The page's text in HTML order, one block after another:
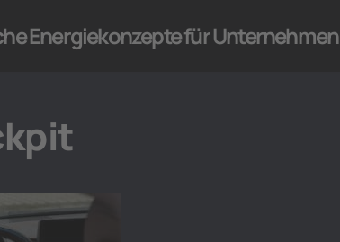
Energiekonzepte für Unternehmen